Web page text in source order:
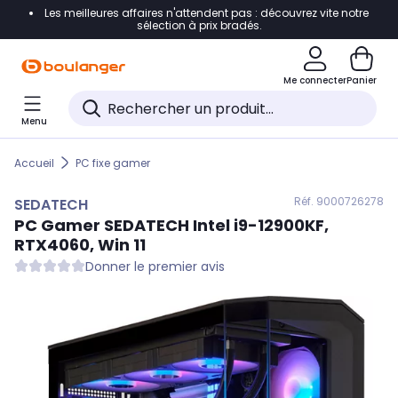
Accéder directement à la navigation
Accéder directement au pied de page
Accéder directement au chatbot
Les meilleures affaires n'attendent pas : découvrez vite notre
sélection à prix bradés.
Me connecterPanier
Menu
Accueil PC fixe gamer
SEDATECH Réf. 9000726278
PC Gamer SEDATECH Intel i9-12900KF,
RTX4060, Win 11
Donner le premier avis